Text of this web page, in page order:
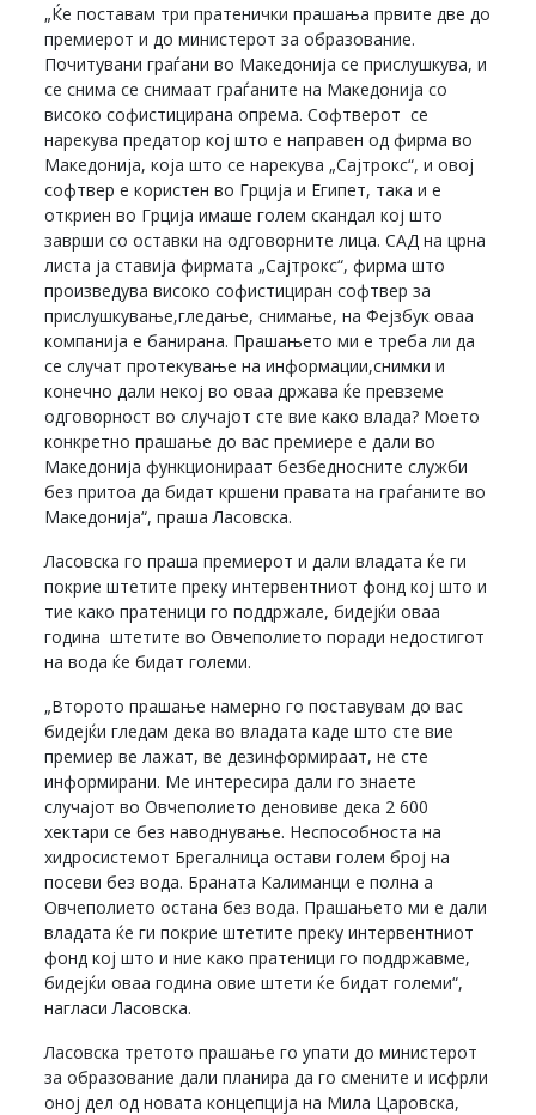
„Ќе поставам три пратенички прашања првите две до
премиерот и до министерот за образование.
Почитувани граѓани во Македонија се прислушкува, и
се снима се снимаат граѓаните на Македонија со
високо софистицирана опрема. Софтверот се
нарекува предатор кој што е направен од фирма во
Македонија, која што се нарекува „Сајтрокс“, и овој
софтвер е користен во Грција и Египет, така и е
откриен во Грција имаше голем скандал кој што
заврши со оставки на одговорните лица. САД на црна
листа ја ставија фирмата „Сајтрокс“, фирма што
произведува високо софистициран софтвер за
прислушкување,гледање, снимање, на Фејзбук оваа
компанија е банирана. Прашањето ми е треба ли да
се случат протекување на информации,снимки и
конечно дали некој во оваа држава ќе превземе
одговорност во случајот сте вие како влада? Моето
конкретно прашање до вас премиере е дали во
Македонија функционираат безбедносните служби
без притоа да бидат кршени правата на граѓаните во
Македонија“, праша Ласовска.
Ласовска го праша премиерот и дали владата ќе ги
покрие штетите преку интервентниот фонд кој што и
тие како пратеници го поддржале, бидејќи оваа
година штетите во Овчеполието поради недостигот
на вода ќе бидат големи.
„Второто прашање намерно го поставувам до вас
бидејќи гледам дека во владата каде што сте вие
премиер ве лажат, ве дезинформираат, не сте
информирани. Ме интересира дали го знаете
случајот во Овчеполието деновиве дека 2 600
хектари се без наводнување. Неспособноста на
хидросистемот Брегалница остави голем број на
посеви без вода. Браната Калиманци е полна а
Овчеполието остана без вода. Прашањето ми е дали
владата ќе ги покрие штетите преку интервентниот
фонд кој што и ние како пратеници го поддржавме,
бидејќи оваа година овие штети ќе бидат големи“,
нагласи Ласовска.
Ласовска третото прашање го упати до министерот
за образование дали планира да го смените и исфрли
оној дел од новата концепција на Мила Царовска,